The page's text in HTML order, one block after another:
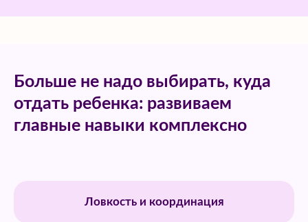
Больше не надо выбирать, куда
отдать ребенка: развиваем
главные навыки комплексно
Ловкость и координация